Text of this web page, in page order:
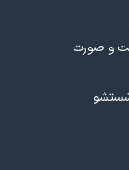
و صورت